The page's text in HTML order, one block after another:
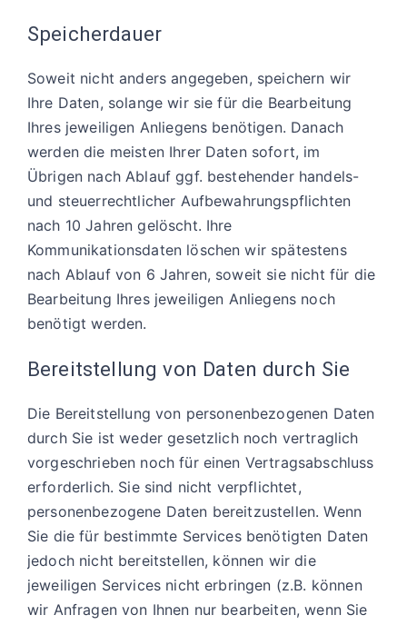
Speicherdauer
Soweit nicht anders angegeben, speichern wir
Ihre Daten, solange wir sie für die Bearbeitung
Ihres jeweiligen Anliegens benötigen. Danach
werden die meisten Ihrer Daten sofort, im
Übrigen nach Ablauf ggf. bestehender handels-
und steuerrechtlicher Aufbewahrungspflichten
nach 10 Jahren gelöscht. Ihre
Kommunikationsdaten löschen wir spätestens
nach Ablauf von 6 Jahren, soweit sie nicht für die
Bearbeitung Ihres jeweiligen Anliegens noch
benötigt werden.
Bereitstellung von Daten durch Sie
Die Bereitstellung von personenbezogenen Daten
durch Sie ist weder gesetzlich noch vertraglich
vorgeschrieben noch für einen Vertragsabschluss
erforderlich. Sie sind nicht verpflichtet,
personenbezogene Daten bereitzustellen. Wenn
Sie die für bestimmte Services benötigten Daten
jedoch nicht bereitstellen, können wir die
jeweiligen Services nicht erbringen (z.B. können
wir Anfragen von Ihnen nur bearbeiten, wenn Sie